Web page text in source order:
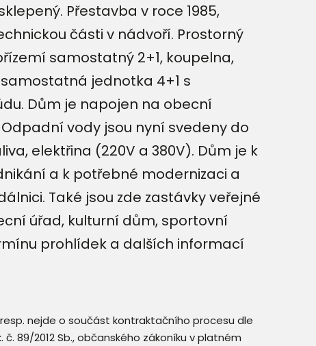
Přestavba v roce 1985,
části v nádvoří. Prostorný
samostatný 2+1, koupelna,
jednotka 4+1 s
Dům je napojen na obecní
vody jsou nyní svedeny do
elektřina (220V a 380V). Dům je k
a k potřebné modernizaci a
Také jsou zde zastávky veřejné
úřad, kulturní dům, sportovní
prohlídek a dalších informací
nejde o součást kontraktačního procesu dle
č. 89/2012 Sb., občanského zákoníku v platném